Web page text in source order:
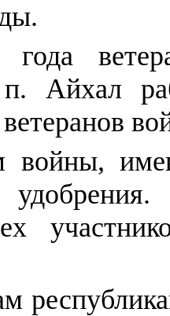
года
Айхал
войны,